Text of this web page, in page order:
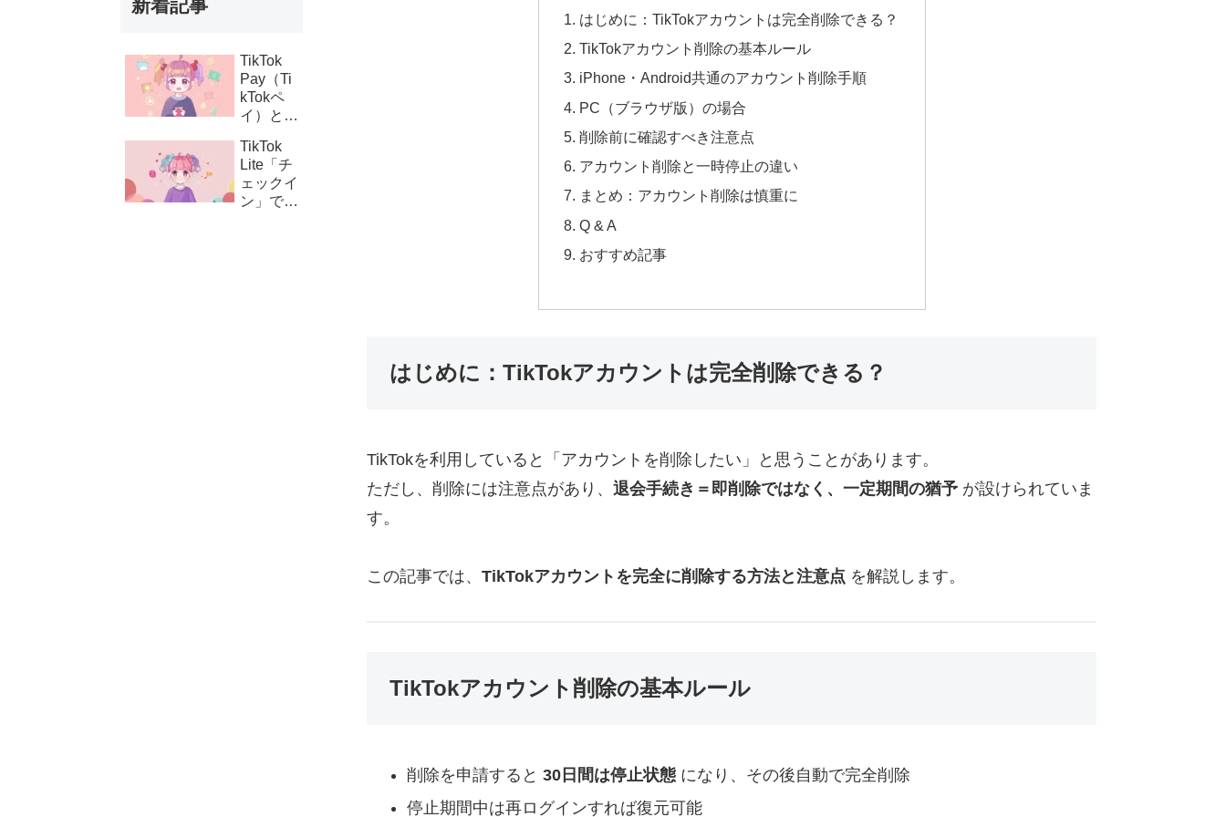
はじめに：TikTokアカウントは完全削除できる？
TikTokアカウント削除の基本ルール
iPhone・Android共通のアカウント削除手順
PC（ブラウザ版）の場合
削除前に確認すべき注意点
アカウント削除と一時停止の違い
まとめ：アカウント削除は慎重に
Q & A
おすすめ記事
はじめに：TikTokアカウントは完全削除できる？
TikTokを利用していると「アカウントを削除したい」と思うことがあります。
ただし、削除には注意点があり、 退会手続き＝即削除ではなく、一定期間の猶予 が設けられていま
す。
この記事では、 TikTokアカウントを完全に削除する方法と注意点 を解説します。
TikTokアカウント削除の基本ルール
削除を申請すると 30日間は停止状態になり、その後自動で完全削除
停止期間中は再ログインすれば復元可能
新着記事
TikTok
Pay（Ti
kTokペ
イ）と
い設定の
方法とコ
イン購
入・課金
TikTok
Lite「チ
ェックイ
ン」でき